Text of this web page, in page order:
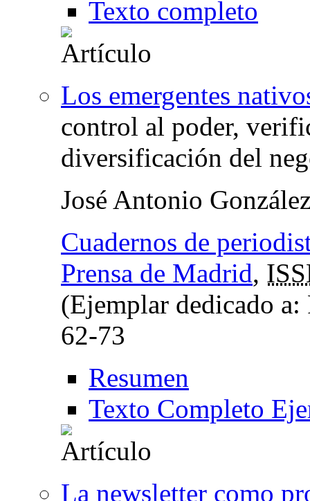
Texto completo
Los emergentes
control al poder,
diversificación del
José Antonio
Cuadernos de
Prensa de Madrid,
(Ejemplar dedicado
62-73
Resumen
Texto Completo
La newsletter como